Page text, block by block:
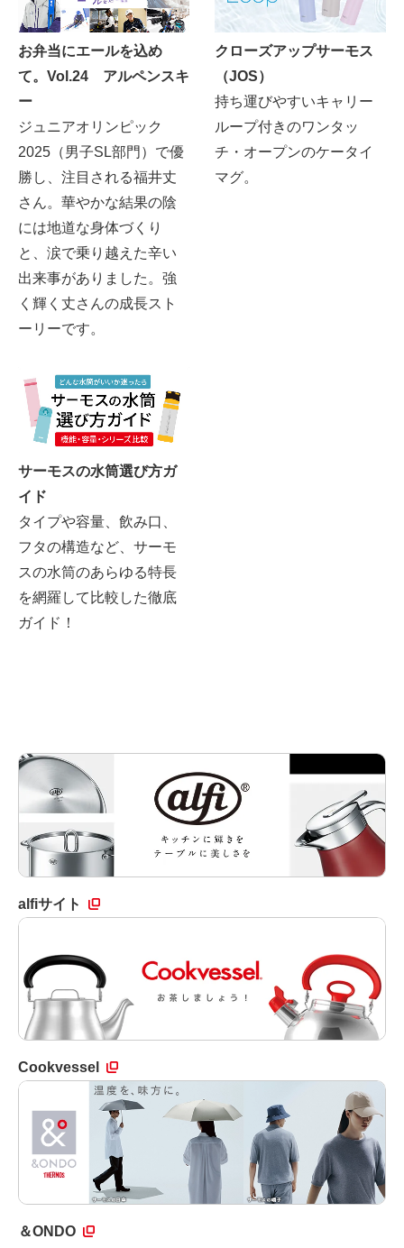
お弁当にエールを込め
て。Vol.24 アルペンスキ
ー
ジュニアオリンピック
2025（男子SL部門）で優
勝し、注目される福井丈
さん。華やかな結果の陰
には地道な身体づくり
と、涙で乗り越えた辛い
出来事がありました。強
く輝く丈さんの成長スト
ーリーです。
クローズアップサーモス
（JOS）
持ち運びやすいキャリー
ループ付きのワンタッ
チ・オープンのケータイ
マグ。
サーモスの水筒選び方ガ
イド
タイプや容量、飲み口、
フタの構造など、サーモ
スの水筒のあらゆる特長
を網羅して比較した徹底
ガイド！
alfiサイト
Cookvessel
＆ONDO